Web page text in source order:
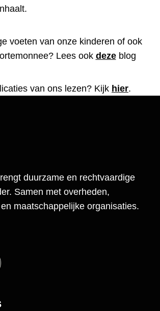
voeten van onze kinderen of ook
Lees ook dezeblog
van ons lezen? Kijk hier.
duurzame en rechtvaardige
Samen met overheden,
maatschappelijke organisaties.